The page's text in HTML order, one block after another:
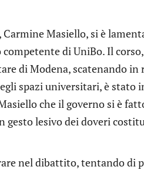
Masiello, si è
di UniBo. Il
di Modena, scatenando in
spazi universitari, è stato
che il governo si è
gesto lesivo dei doveri
nel dibattito, tentando di